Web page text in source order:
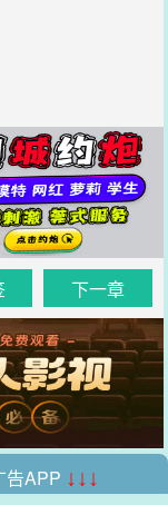
下一章
告APP ↓↓↓